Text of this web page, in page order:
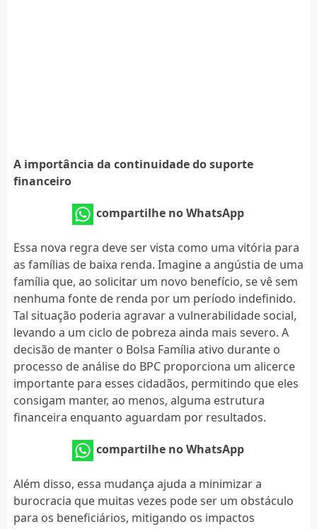
A importância da continuidade do suporte
financeiro
compartilhe no WhatsApp
Essa nova regra deve ser vista como uma vitória para
as famílias de baixa renda. Imagine a angústia de uma
família que, ao solicitar um novo benefício, se vê sem
nenhuma fonte de renda por um período indefinido.
Tal situação poderia agravar a vulnerabilidade social,
levando a um ciclo de pobreza ainda mais severo. A
decisão de manter o Bolsa Família ativo durante o
processo de análise do BPC proporciona um alicerce
importante para esses cidadãos, permitindo que eles
consigam manter, ao menos, alguma estrutura
financeira enquanto aguardam por resultados.
compartilhe no WhatsApp
Além disso, essa mudança ajuda a minimizar a
burocracia que muitas vezes pode ser um obstáculo
para os beneficiários, mitigando os impactos